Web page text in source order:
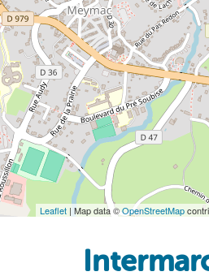
Leaflet | Map data ©OpenStreetMap